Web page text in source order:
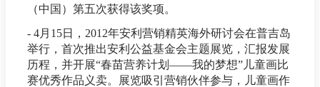
（中国）第五次获得该奖项。
- 4月15日，2012年安利营销精英海外研讨会在普吉岛
举行，首次推出安利公益基金会主题展览，汇报发展
历程，并开展“春苗营养计划——我的梦想”儿童画比
赛优秀作品义卖。展览吸引营销伙伴参与，儿童画作